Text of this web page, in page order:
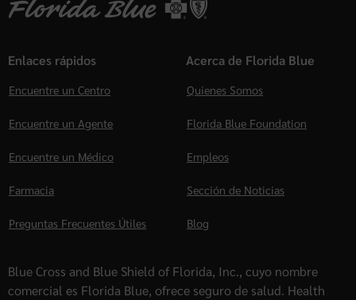
Enlaces rápidos
Encuentre un Centro
Encuentre un Agente
Encuentre un Médico
Farmacia
Preguntas Frecuentes Útiles
Acerca de Florida Blue
Quienes Somos
Florida Blue Foundation
Empleos
Sección de Noticias
Blog
Blue Cross and Blue Shield of Florida, Inc., cuyo nombre
comercial es Florida Blue, ofrece seguro de salud. Health